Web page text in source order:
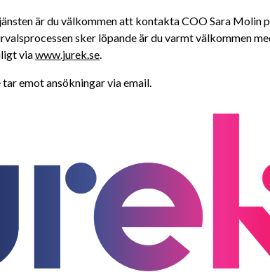
sker löpande är du varmt välkommen
via www.jurek.se
emot ansökningar via email.